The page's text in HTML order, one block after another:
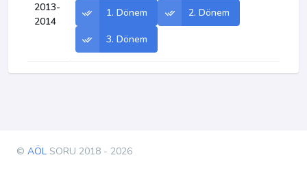
2013-
2014
1. Dönem 2. Dönem
3. Dönem
© AÖL SORU 2018 - 2026